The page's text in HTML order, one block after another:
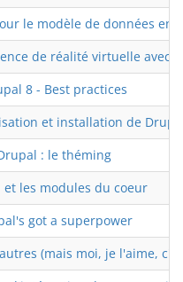
le modèle de données en
de réalité virtuelle avec
8 - Best practices
et installation de
: le théming
et les modules du coeur
got a superpower
(mais moi, je l'aime,